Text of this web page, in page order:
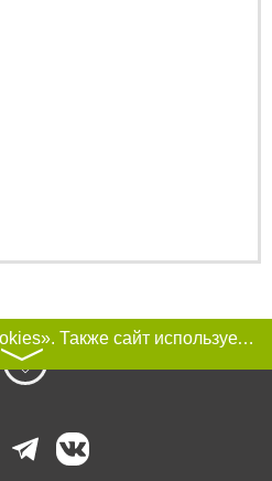
Этот сайт использует «cookies». Также сайт использует интернет-сервис для сбора технических данных касательно посетителей с целью получения маркетинговой и статистической информации. Условия обработки данных посетителей сайта см.
〉